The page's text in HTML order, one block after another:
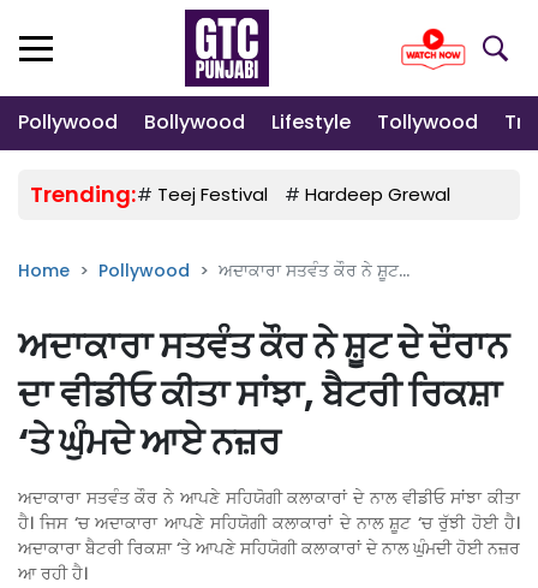
Pollywood Bollywood Lifestyle Tollywood
Trending:# Teej Festival # Hardeep Grewal
Home Pollywood ਅਦਾਕਾਰਾ ਸਤਵੰਤ ਕੌਰ ਨੇ ਸ਼ੂਟ...
ਅਦਾਕਾਰਾ ਸਤਵੰਤ ਕੌਰ ਨੇ ਸ਼ੂਟ ਦੇ ਦੌਰਾਨ
ਦਾ ਵੀਡੀਓ ਕੀਤਾ ਸਾਂਝਾ, ਬੈਟਰੀ ਰਿਕਸ਼ਾ
‘ਤੇ ਘੁੰਮਦੇ ਆਏ ਨਜ਼ਰ
ਅਦਾਕਾਰਾ ਸਤਵੰਤ ਕੌਰ ਨੇ ਆਪਣੇ ਸਹਿਯੋਗੀ ਕਲਾਕਾਰਾਂ ਦੇ ਨਾਲ ਵੀਡੀਓ ਸਾਂਝਾ ਕੀਤਾ
ਹੈ। ਜਿਸ ‘ਚ ਅਦਾਕਾਰਾ ਆਪਣੇ ਸਹਿਯੋਗੀ ਕਲਾਕਾਰਾਂ ਦੇ ਨਾਲ ਸ਼ੂਟ ‘ਚ ਰੁੱਝੀ ਹੋਈ ਹੈ।
ਅਦਾਕਾਰਾ ਬੈਟਰੀ ਰਿਕਸ਼ਾ ‘ਤੇ ਆਪਣੇ ਸਹਿਯੋਗੀ ਕਲਾਕਾਰਾਂ ਦੇ ਨਾਲ ਘੁੰਮਦੀ ਹੋਈ ਨਜ਼ਰ
ਆ ਰਹੀ ਹੈ।